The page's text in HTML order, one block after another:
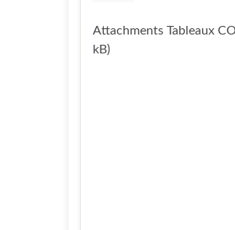
Attachments Tableaux
kB)